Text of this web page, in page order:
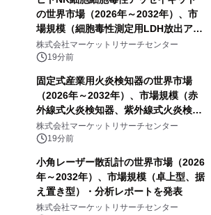
の世界市場（2026年～2032年）、市
場規模（細胞毒性測定用LDH放出アッ
セイ、細胞毒性測定用CCK8アッセ
イ、細胞毒性測定用MTTアッセイ、細
胞毒性測定用CAM標識標的細胞アッセ
イ、細胞毒性測定用CFSE標識標的細
胞アッセイ）・分析レポートを発表
株式会社マーケットリサーチセンター
19分前
固定式産業用火炎検知器の世界市場
（2026年～2032年）、市場規模（赤
外線式火炎検知器、紫外線式火炎検知
器、UV&IR火炎検知器、その他）・分
析レポートを発表
株式会社マーケットリサーチセンター
19分前
小角レーザー散乱計の世界市場（2026
年～2032年）、市場規模（卓上型、据
え置き型）・分析レポートを発表
株式会社マーケットリサーチセンター